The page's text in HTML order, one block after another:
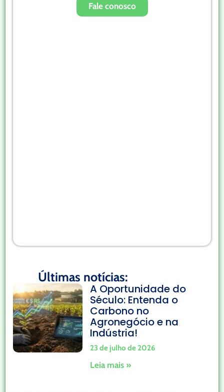
Fale conosco
Últimas notícias:
A Oportunidade do
Século: Entenda o
Carbono no
Agronegócio e na
Indústria!
23 de julho de 2026
Leia mais »